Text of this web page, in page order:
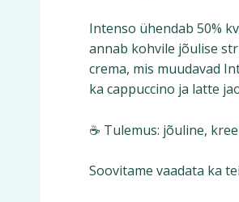
Intenso ühendab 50%
annab kohvile jõulise
crema, mis muudavad
ka cappuccino ja latte
☕ Tulemus: jõuline,
Soovitame vaadata ka